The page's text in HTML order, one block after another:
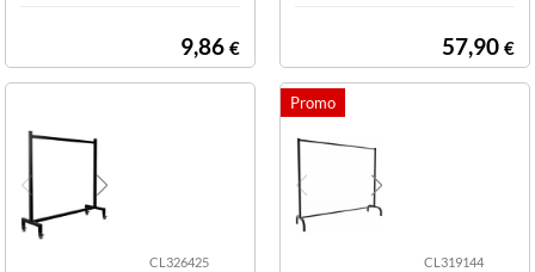
9,86 € 57,90 €
CL326425 CL319144